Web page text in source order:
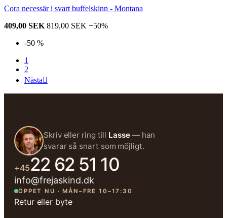
Cora necessär i svart buffelskinn - Montana
409,00 SEK 819,00 SEK −50%
-50 %
1
2
Nästa
Skriv eller ring till Lasse— han
svarar så snart som möjligt.
+4522 62 51 10
info@frejaskind.dk
ÖPPET NU · MÅN–FRE 10–17:30
Retur eller byte